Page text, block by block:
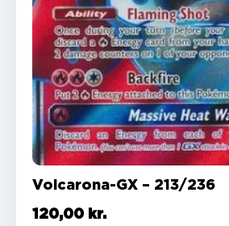
Volcarona-GX – 213/236
120,00 kr.